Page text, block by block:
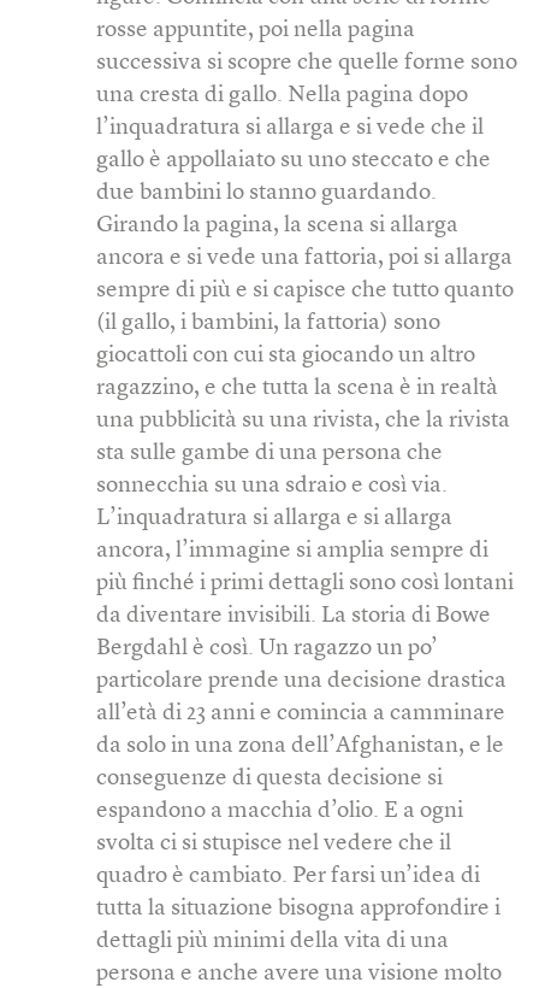
rosse appuntite, poi nella pagina
successiva si scopre che quelle forme sono
una cresta di gallo. Nella pagina dopo
l’inquadratura si allarga e si vede che il
gallo è appollaiato su uno steccato e che
due bambini lo stanno guardando.
Girando la pagina, la scena si allarga
ancora e si vede una fattoria, poi si allarga
sempre di più e si capisce che tutto quanto
(il gallo, i bambini, la fattoria) sono
giocattoli con cui sta giocando un altro
ragazzino, e che tutta la scena è in realtà
una pubblicità su una rivista, che la rivista
sta sulle gambe di una persona che
sonnecchia su una sdraio e così via.
L’inquadratura si allarga e si allarga
ancora, l’immagine si amplia sempre di
più finché i primi dettagli sono così lontani
da diventare invisibili. La storia di Bowe
Bergdahl è così. Un ragazzo un po’
particolare prende una decisione drastica
all’età di 23 anni e comincia a camminare
da solo in una zona dell’Afghanistan, e le
conseguenze di questa decisione si
espandono a macchia d’olio. E a ogni
svolta ci si stupisce nel vedere che il
quadro è cambiato. Per farsi un’idea di
tutta la situazione bisogna approfondire i
dettagli più minimi della vita di una
persona e anche avere una visione molto